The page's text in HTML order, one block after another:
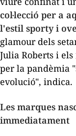
col·lecció per a
l'estil sportyi
glamourdels
Julia Roberts i els
per la pandèmia
evolució", indica.
Les marques
immediatament